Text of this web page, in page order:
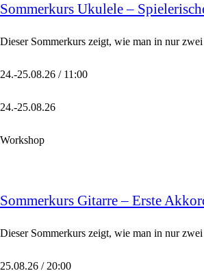
Sommerkurs Ukulele –
Dieser Sommerkurs zeigt, wie man in nur
24.-25.08.26 / 11:00
24.-25.08.26
Workshop
Sommerkurs Gitarre – Erste
Dieser Sommerkurs zeigt, wie man in nur
25.08.26 / 20:00